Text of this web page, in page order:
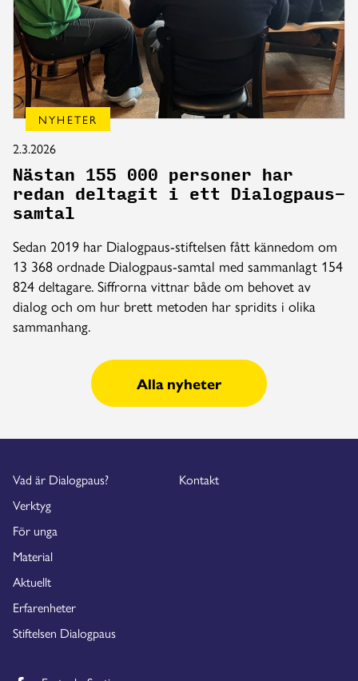
NYHETER
2.3.2026
Nästan 155 000 personer har
redan deltagit i ett Dialogpaus-
samtal
Sedan 2019 har Dialogpaus-stiftelsen fått kännedom om
13 368 ordnade Dialogpaus-samtal med sammanlagt 154
824 deltagare. Siffrorna vittnar både om behovet av
dialog och om hur brett metoden har spridits i olika
sammanhang.
Alla nyheter
Vad är Dialogpaus?
Verktyg
För unga
Material
Aktuellt
Erfarenheter
Stiftelsen Dialogpaus
Kontakt